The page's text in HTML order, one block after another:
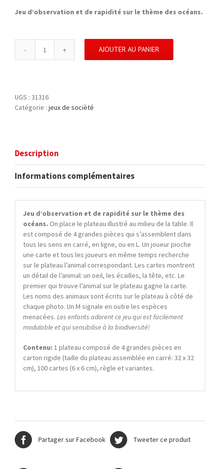
Jeu d’observation et de rapidité sur le thème des océans.
quantité
OCEANS
AJOUTER AU PANIER
UGS : 31316
Catégorie : jeux de socièté
Description
Informations complémentaires
Jeu d’observation et de rapidité sur le thème des
océans. On place le plateau illustré au milieu de la table. Il
est composé de 4 grandes pièces qui s’assemblent dans
tous les sens en carré, en ligne, ou en L. Un joueur pioche
une carte et tous les joueurs en même temps recherche
sur le plateau l’animal correspondant. Les cartes montrent
un détail de l’animal: un oeil, les écailles, la tête, etc. Le
premier qui trouve l’animal sur le plateau gagne la carte.
Les noms des animaux sont écrits sur le plateau à côté de
chaque photo. Un M signale en outre les espèces
menacées. Les enfants adorent ce jeu qui est facilement
modulable et qui sensibilise à la biodiversité!
Contenu: 1 plateau composé de 4 grandes pièces en
carton rigide (taille du plateau assemblée en carré: 32 x 32
cm), 100 cartes (6 x 6 cm), règle et variantes.
Partager sur Facebook Tweeter ce produit